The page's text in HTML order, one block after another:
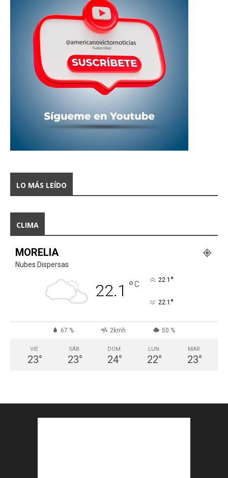
LO MÁS LEÍDO
CLIMA
MORELIA
Nubes Dispersas
22.1 °C 22.1 °
22.1 °
67 % 2kmh 50 %
VIE
23°
SÁB
23°
DOM
24°
LUN
22°
MAR
23°